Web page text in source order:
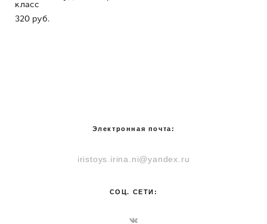
класс
320 pуб.
Электронная почта:
iristoys.irina.ni@yandex.ru
СОЦ. СЕТИ: